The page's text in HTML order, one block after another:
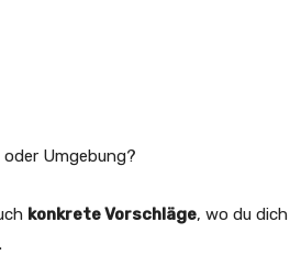
Umgebung?
konkrete Vorschläge, wo du dich